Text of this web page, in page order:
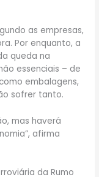
as empresas,
Por enquanto, a
queda na
essenciais – de
embalagens,
sofrer tanto.
mas haverá
afirma
da Rumo